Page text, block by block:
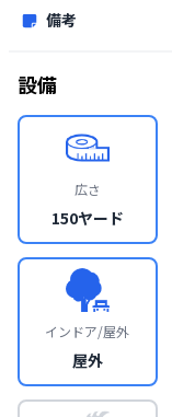
備考
設備
広さ
150ヤード
インドア/屋外
屋外